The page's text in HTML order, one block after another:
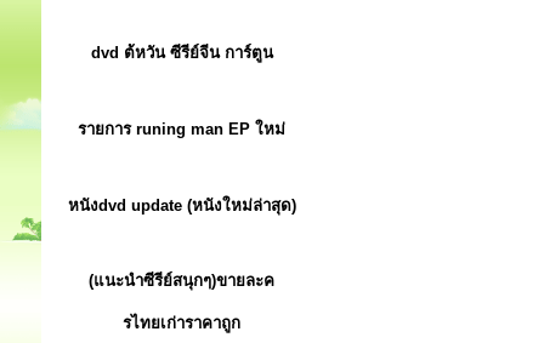
dvd ต้หวัน ซีรีย์จีน การ์ตูน
รายการ runing man EP ใหม่
หนังdvd update (หนังใหม่ล่าสุด)
(แนะนำซีรีย์สนุกๆ)ขายละค
รไทยเก่าราคาถูก